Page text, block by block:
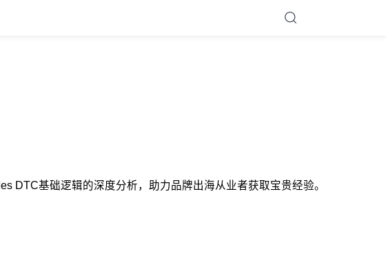
DTC基础逻辑的深度分析，助力品牌出海从业者获取宝贵经验。